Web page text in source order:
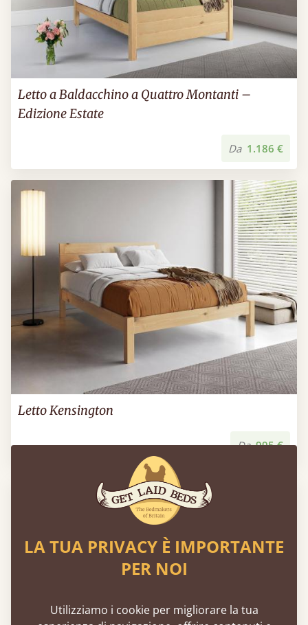
Letto a Baldacchino a Quattro Montanti –
Edizione Estate
Da 1.186 €
Letto Kensington
Da 995 €
LA TUA PRIVACY È IMPORTANTE
PER NOI
Utilizziamo i cookie per migliorare la tua